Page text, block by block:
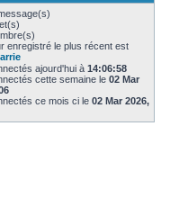
enregistré le plus récent est
ajourd'hui à 14:06:58
cette semaine le 02 Mar
ce mois ci le 02 Mar 2026,